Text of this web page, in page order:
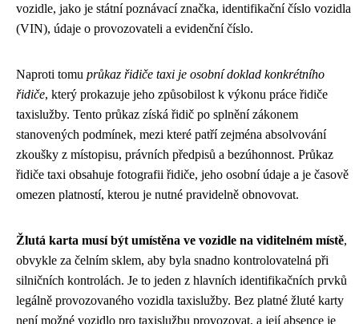
vozidle, jako je státní poznávací značka, identifikační číslo vozidla
(VIN), údaje o provozovateli a evidenční číslo.
Naproti tomu průkaz řidiče taxi je osobní doklad konkrétního
řidiče, který prokazuje jeho způsobilost k výkonu práce řidiče
taxislužby. Tento průkaz získá řidič po splnění zákonem
stanovených podmínek, mezi které patří zejména absolvování
zkoušky z místopisu, právních předpisů a bezúhonnost. Průkaz
řidiče taxi obsahuje fotografii řidiče, jeho osobní údaje a je časově
omezen platností, kterou je nutné pravidelně obnovovat.
Žlutá karta musí být umístěna ve vozidle na viditelném místě,
obvykle za čelním sklem, aby byla snadno kontrolovatelná při
silničních kontrolách. Je to jeden z hlavních identifikačních prvků
legálně provozovaného vozidla taxislužby. Bez platné žluté karty
není možné vozidlo pro taxislužbu provozovat, a její absence je